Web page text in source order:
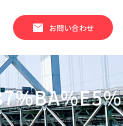
mail お問い合わせ